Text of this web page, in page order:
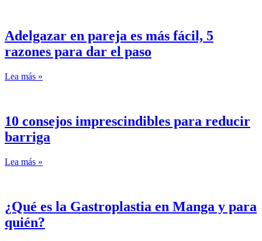
Adelgazar en pareja es más fácil, 5
razones para dar el paso
Lea más »
10 consejos imprescindibles para reducir
barriga
Lea más »
¿Qué es la Gastroplastia en Manga y para
quién?